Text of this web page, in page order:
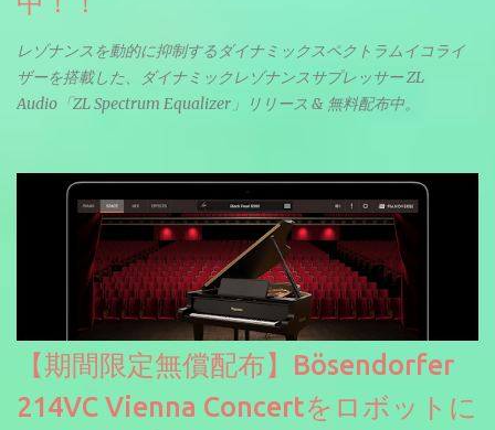
レゾナンスを動的に抑制するダイナミックスペクトラムイコライ
ザーを搭載した、ダイナミックレゾナンスサプレッサー ZL
Audio「ZL Spectrum Equalizer」リリース & 無料配布中。
【期間限定無償配布】Bösendorfer
214VC Vienna Concertをロボットに